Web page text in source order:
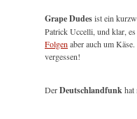
Grape Dudesist ein
Patrick Uccelli, und klar,
Folgen aber auch um
vergessen!
DerDeutschlandfunkhat